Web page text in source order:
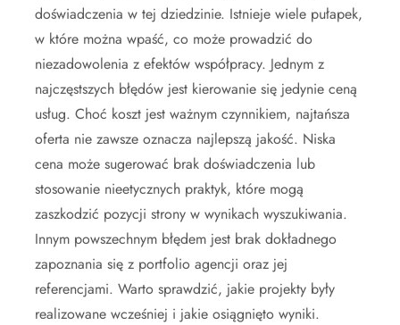
doświadczenia w tej dziedzinie. Istnieje wiele pułapek,
w które można wpaść, co może prowadzić do
niezadowolenia z efektów współpracy. Jednym z
najczęstszych błędów jest kierowanie się jedynie ceną
usług. Choć koszt jest ważnym czynnikiem, najtańsza
oferta nie zawsze oznacza najlepszą jakość. Niska
cena może sugerować brak doświadczenia lub
stosowanie nieetycznych praktyk, które mogą
zaszkodzić pozycji strony w wynikach wyszukiwania.
Innym powszechnym błędem jest brak dokładnego
zapoznania się z portfolio agencji oraz jej
referencjami. Warto sprawdzić, jakie projekty były
realizowane wcześniej i jakie osiągnięto wyniki.